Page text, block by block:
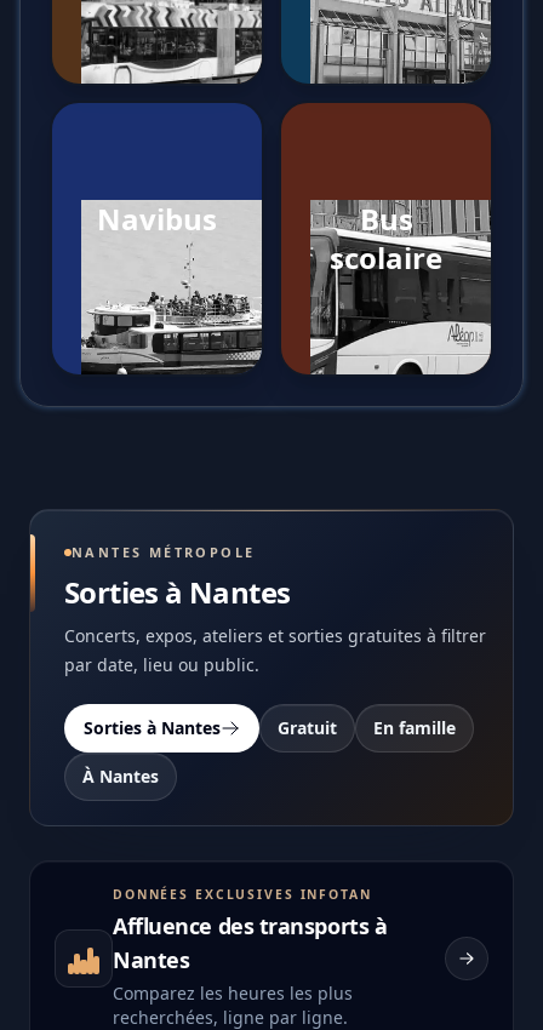
Navibus
Bus
scolaire
NANTES MÉTROPOLE
Sorties à Nantes
Concerts, expos, ateliers et sorties gratuites à filtrer
par date, lieu ou public.
Sorties à Nantes Gratuit En famille
À Nantes
DONNÉES EXCLUSIVES INFOTAN
Affluence des transports à
Nantes
Comparez les heures les plus
recherchées, ligne par ligne.